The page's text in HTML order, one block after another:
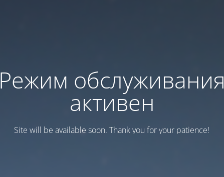
Режим
активен
Site will be available soon. Thank you for your patience!